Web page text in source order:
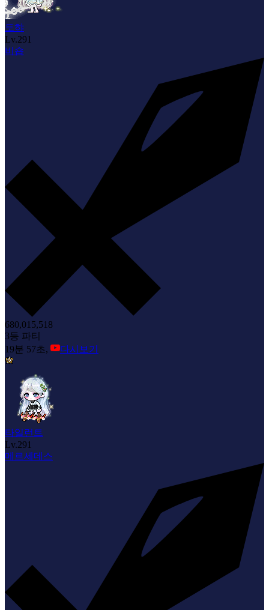
토햐
Lv.291
비숍
680,015,518
3등 파티
19분 57초,
다시보기
타일런트
Lv.291
메르세데스